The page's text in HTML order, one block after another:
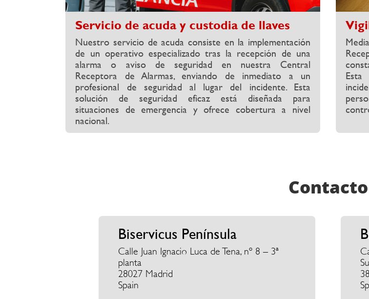
Servicio de acuda y custodia de llaves
Nuestro servicio de acuda consiste en la implementación
de un operativo especializado tras la recepción de una
alarma o aviso de seguridad en nuestra Central
Receptora de Alarmas, enviando de inmediato a un
profesional de seguridad al lugar del incidente. Esta
solución de seguridad eficaz está diseñada para
situaciones de emergencia y ofrece cobertura a nivel
nacional.
Contacto
Biservicus Península
Calle Juan Ignacio Luca de Tena, nº 8 – 3ª
planta
28027 Madrid
Spain